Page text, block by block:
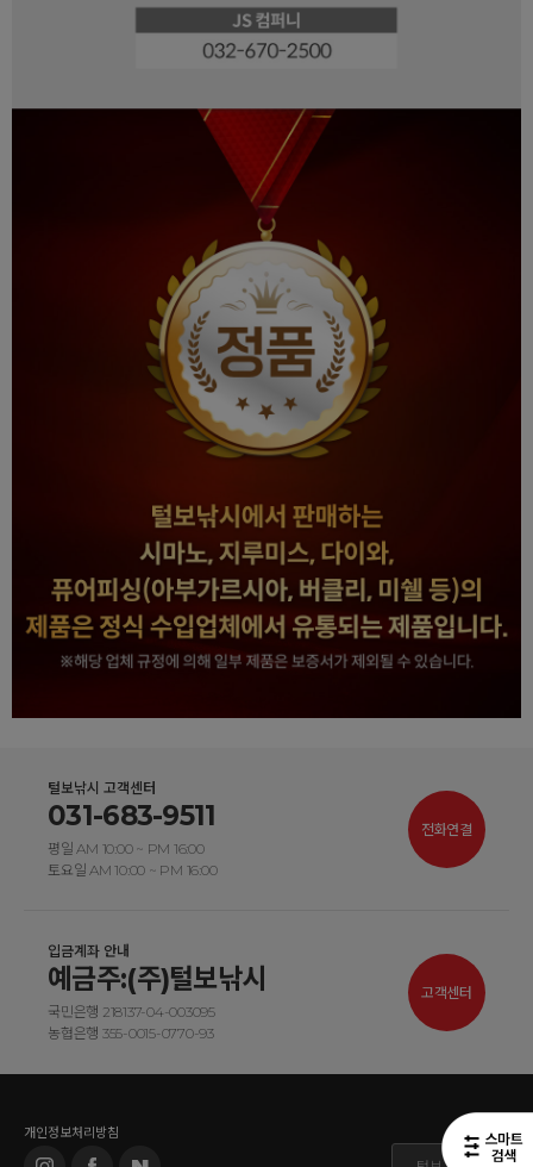
털보낚시 고객센터
031-683-9511
평일 AM 10:00 ~ PM 16:00
토요일 AM 10:00 ~ PM 16:00
전화연결
입금계좌 안내
예금주:(주)털보낚시
국민은행 218137-04-003095
농협은행 355-0015-0770-93
고객센터
개인정보처리방침